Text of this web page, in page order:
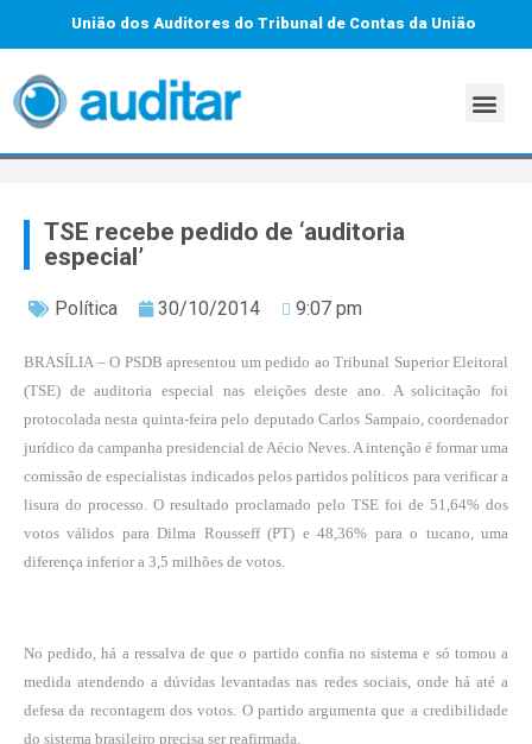
União dos Auditores do Tribunal de Contas da União
TSE recebe pedido de ‘auditoria
especial’
Política 30/10/2014 9:07 pm
BRASÍLIA – O PSDB apresentou um pedido ao Tribunal Superior Eleitoral
(TSE) de auditoria especial nas eleições deste ano. A solicitação foi
protocolada nesta quinta-feira pelo deputado Carlos Sampaio, coordenador
jurídico da campanha presidencial de Aécio Neves. A intenção é formar uma
comissão de especialistas indicados pelos partidos políticos para verificar a
lisura do processo. O resultado proclamado pelo TSE foi de 51,64% dos
votos válidos para Dilma Rousseff (PT) e 48,36% para o tucano, uma
diferença inferior a 3,5 milhões de votos.
No pedido, há a ressalva de que o partido confia no sistema e só tomou a
medida atendendo a dúvidas levantadas nas redes sociais, onde há até a
defesa da recontagem dos votos. O partido argumenta que a credibilidade
do sistema brasileiro precisa ser reafirmada.